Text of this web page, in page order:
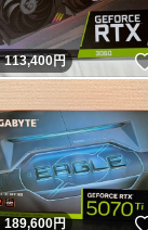
113,400円
189,600円